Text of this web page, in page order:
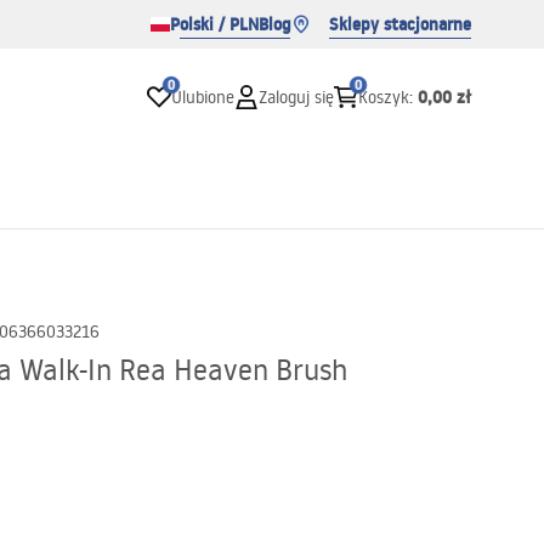
Polski / PLNBlog Sklepy stacjonarne
0
Ulubione Zaloguj się
0
Koszyk: 0,00 zł
Walk-In Rea Heaven Brush